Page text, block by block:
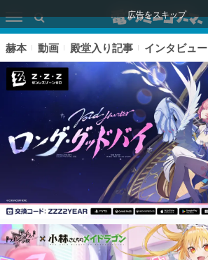
広告をスキップ
ピックアップ
赫本 動画 殿堂入り記事 インタビュー